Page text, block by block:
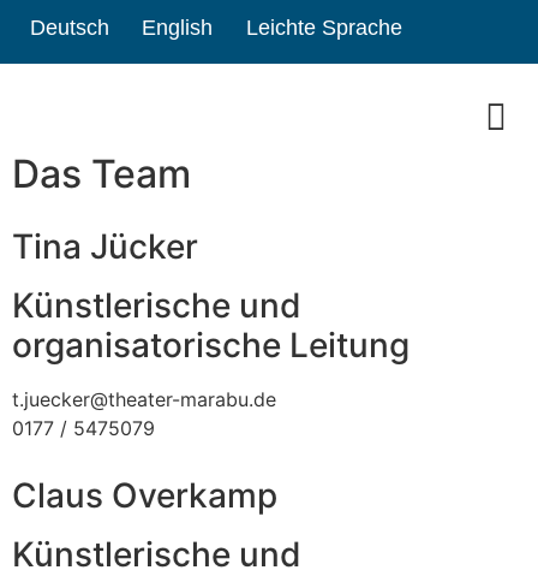
Deutsch English Leichte Sprache
Das Team
Tina Jücker
Künstlerische und
organisatorische Leitung
t.juecker@theater-marabu.de
0177 / 5475079
Claus Overkamp
Künstlerische und